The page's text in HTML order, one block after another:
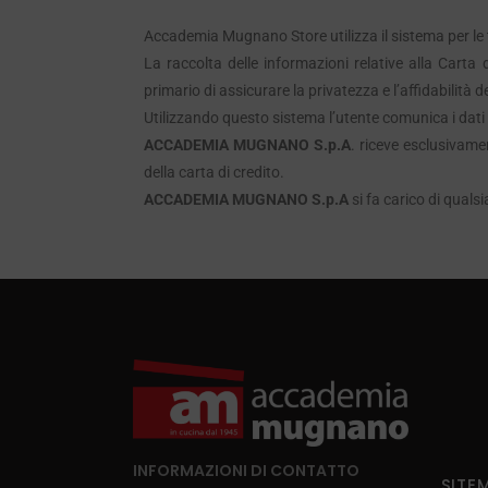
TUTTI I PRODOTTI
Accademia Mugnano Store utilizza il sistema per
La raccolta delle informazioni relative alla Carta
primario di assicurare la privatezza e l’affidabilità
Utilizzando questo sistema l’utente comunica i
ACCADEMIA MUGNANO S.p.A . riceve
della carta di credito.
ACCADEMIA MUGNANO S.p.A si fa carico di
INFORMAZIONI DI CONTATTO